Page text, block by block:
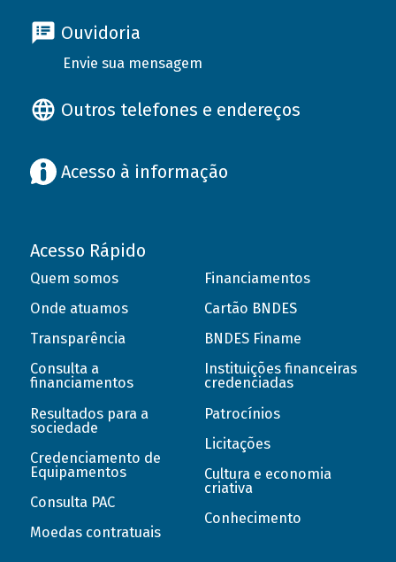
Ouvidoria
Envie sua mensagem
Outros telefones e endereços
Acesso à informação
Acesso Rápido
Quem somos
Onde atuamos
Transparência
Consulta a
financiamentos
Resultados para a
sociedade
Credenciamento de
Equipamentos
Consulta PAC
Moedas contratuais
Financiamentos
Cartão BNDES
BNDES Finame
Instituições financeiras
credenciadas
Patrocínios
Licitações
Cultura e economia
criativa
Conhecimento